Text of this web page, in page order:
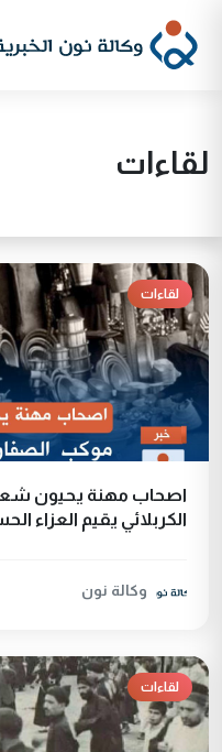
لقاءات
لقاءات
اصحاب مهنة يحيون
الكربلائي يقيم العزاء الحسيني
وكالة نون
لقاءات